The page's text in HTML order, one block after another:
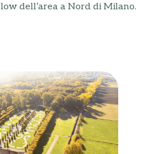
dell’area a Nord di Milano.